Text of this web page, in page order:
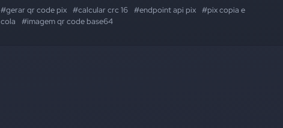
#gerar qr code pix #calcular crc 16 #endpoint api pix #pix copia e
cola
#imagem qr code base64